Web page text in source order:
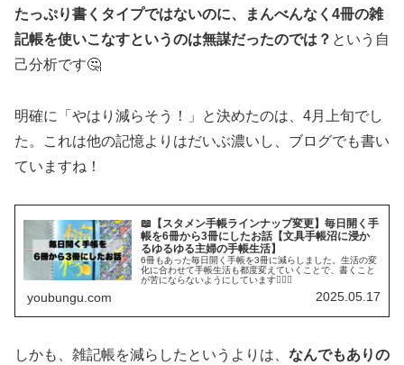
たっぷり書くタイプではないのに、まんべんなく4冊の雑
記帳を使いこなすというのは無謀だったのでは？ という自
己分析です🤔
明確に「やはり減らそう！」と決めたのは、4月上旬でし
た。これは他の記憶よりはだいぶ濃いし、ブログでも書い
ていますね！
📖【スタメン手帳ラインナップ変更】毎日開く手
帳を6冊から3冊にしたお話【文具手帳沼に浸か
るゆるゆる主婦の手帳生活】
6冊もあった毎日開く手帳を3冊に減らしました。生活の変
化に合わせて手帳生活も都度変えていくことで、書くこと
が苦にならないようにしています🙆🏻‍♀️
youbungu.com 2025.05.17
しかも、雑記帳を減らしたというよりは、 なんでもありの